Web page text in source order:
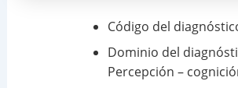
Código del
Dominio del
Percepción –